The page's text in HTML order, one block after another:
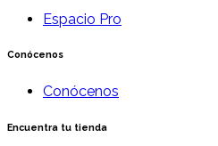
Espacio Pro
Conócenos
Conócenos
Encuentra tu tienda